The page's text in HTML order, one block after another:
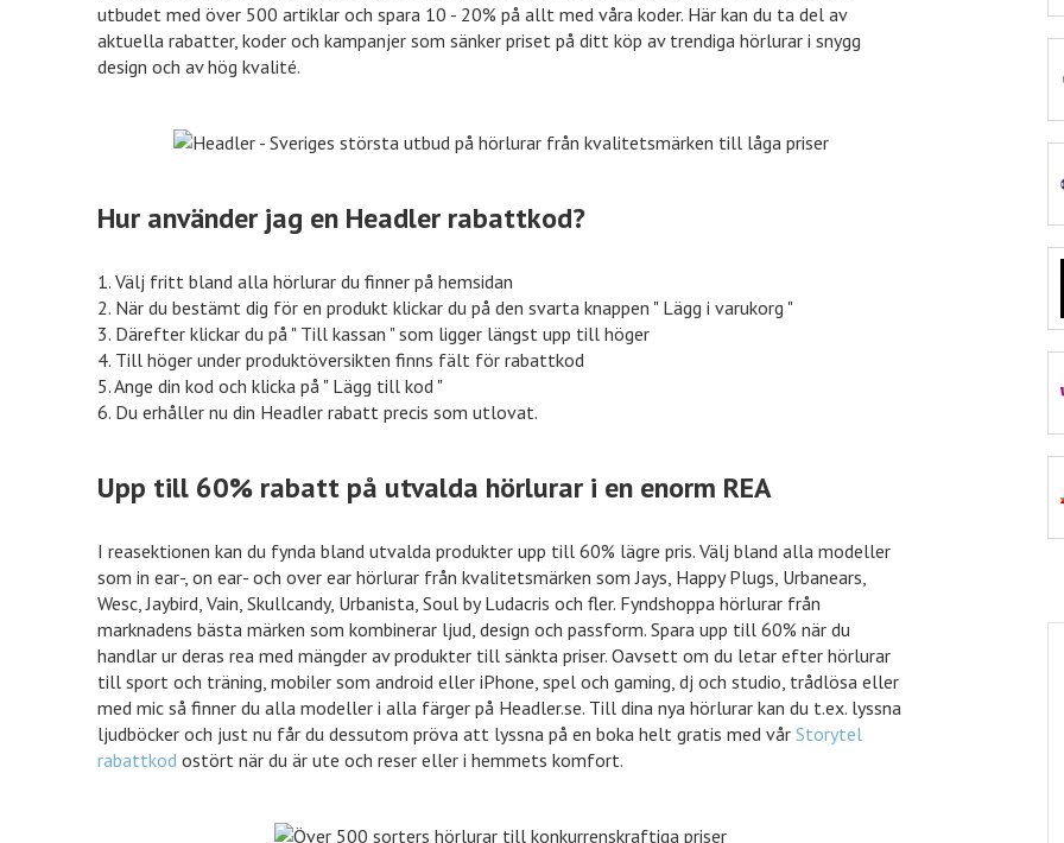
utbudet med över 500 artiklar och spara 10 - 20% på allt med våra koder. Här kan du ta del av
aktuella rabatter, koder och kampanjer som sänker priset på ditt köp av trendiga hörlurar i snygg
design och av hög kvalité.
Hur använder jag en Headler rabattkod?
1. Välj fritt bland alla hörlurar du finner på hemsidan
2. När du bestämt dig för en produkt klickar du på den svarta knappen " Lägg i varukorg "
3. Därefter klickar du på " Till kassan " som ligger längst upp till höger
4. Till höger under produktöversikten finns fält för rabattkod
5. Ange din kod och klicka på " Lägg till kod "
6. Du erhåller nu din Headler rabatt precis som utlovat.
Upp till 60% rabatt på utvalda hörlurar i en enorm REA
I reasektionen kan du fynda bland utvalda produkter upp till 60% lägre pris. Välj bland alla modeller
som in ear-, on ear- och over ear hörlurar från kvalitetsmärken som Jays, Happy Plugs, Urbanears,
Wesc, Jaybird, Vain, Skullcandy, Urbanista, Soul by Ludacris och fler. Fyndshoppa hörlurar från
marknadens bästa märken som kombinerar ljud, design och passform. Spara upp till 60% när du
handlar ur deras rea med mängder av produkter till sänkta priser. Oavsett om du letar efter hörlurar
till sport och träning, mobiler som android eller iPhone, spel och gaming, dj och studio, trådlösa eller
med mic så finner du alla modeller i alla färger på Headler.se. Till dina nya hörlurar kan du t.ex. lyssna
ljudböcker och just nu får du dessutom pröva att lyssna på en boka helt gratis med vårStorytel
rabattkod ostört när du är ute och reser eller i hemmets komfort.
15% rabatt
70% rabatt
50% rabatt
10% rabatt
Mat.se
Expedia 10% rabatt
Tidningskungen
Tidningskungen rabatt